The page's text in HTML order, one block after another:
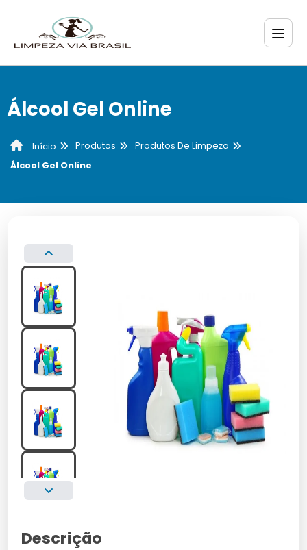
Álcool Gel Online
Início Produtos
Produtos De Limpeza
Álcool Gel Online
Descrição